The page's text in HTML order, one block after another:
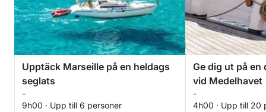
Upptäck Marseille på en heldags
seglats
-
9h00 · Upp till 6 personer
Ge dig ut på en
vid Medelhavet
-
4h00 · Upp till 20